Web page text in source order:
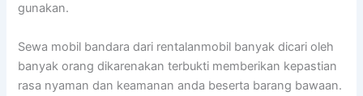
gunakan.
Sewa mobil bandara dari rentalanmobil banyak dicari oleh
banyak orang dikarenakan terbukti memberikan kepastian
rasa nyaman dan keamanan anda beserta barang bawaan.